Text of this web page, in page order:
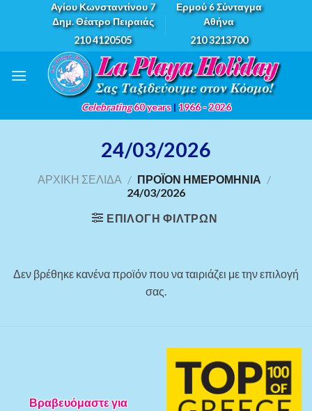
Αγίου Κωνσταντίνου 7
Δημ. Θέατρο Πειραιάς
210 4120505
Ερμού 6 Σύνταγμα
Αθήνα
210 3213700
Celebrating60 years | 1966 - 2026
24/03/2026
ΑΡΧΙΚΉ ΣΕΛΊΔΑ / ΠΡΟΪΌΝ ΗΜΕΡΟΜΗΝΊΑ /
24/03/2026
ΕΠΙΛΟΓΉ ΦΊΛΤΡΩΝ
Δεν βρέθηκε κανένα προϊόν που να ταιριάζει με την επιλογή
σας.
Βραβευόμαστε για